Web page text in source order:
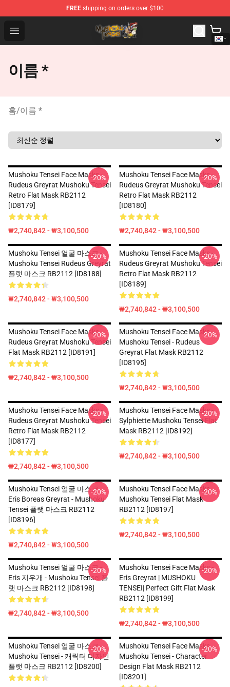
FREE shipping on orders over $100
Open menu
Mushoku Tensei Store - Official Mushoku Tensei
이름 *
홈/이름 *
Mushoku Tensei Face Masks -
Rudeus Greyrat Mushoku Tensei
Retro Flat Mask RB2112
[ID8179]
₩2,740,842 - ₩3,100,500
-20%
Mushoku Tensei Face Masks -
Rudeus Greyrat Mushoku Tensei
Retro Flat Mask RB2112
[ID8180]
₩2,740,842 - ₩3,100,500
-20%
Mushoku Tensei 얼굴 마스크 -
Mushoku Tensei Rudeus Greyrat
플랫 마스크 RB2112 [ID8188]
₩2,740,842 - ₩3,100,500
-20%
Mushoku Tensei Face Masks -
Rudeus Greyrat Mushoku Tensei
Retro Flat Mask RB2112
[ID8189]
₩2,740,842 - ₩3,100,500
-20%
Mushoku Tensei Face Masks -
Rudeus Greyrat Mushoku Tensei
Flat Mask RB2112 [ID8191]
₩2,740,842 - ₩3,100,500
-20%
Mushoku Tensei Face Masks -
Mushoku Tensei - Rudeus
Greyrat Flat Mask RB2112
[ID8195]
₩2,740,842 - ₩3,100,500
-20%
Mushoku Tensei Face Masks -
Rudeus Greyrat Mushoku Tensei
Retro Flat Mask RB2112
[ID8177]
₩2,740,842 - ₩3,100,500
-20%
Mushoku Tensei Face Masks -
Sylphiette Mushoku Tensei Flat
Mask RB2112 [ID8192]
₩2,740,842 - ₩3,100,500
-20%
Mushoku Tensei 얼굴 마스크 -
Eris Boreas Greyrat - Mushoku
Tensei 플랫 마스크 RB2112
[ID8196]
₩2,740,842 - ₩3,100,500
-20%
Mushoku Tensei Face Masks -
Mushoku Tensei Flat Mask
RB2112 [ID8197]
₩2,740,842 - ₩3,100,500
-20%
Mushoku Tensei 얼굴 마스크 -
Eris 지우개 - Mushoku Tensei 플
랫 마스크 RB2112 [ID8198]
₩2,740,842 - ₩3,100,500
-20%
Mushoku Tensei Face Masks -
Eris Greyrat | MUSHOKU
TENSEI| Perfect Gift Flat Mask
RB2112 [ID8199]
₩2,740,842 - ₩3,100,500
-20%
Mushoku Tensei 얼굴 마스크 -
Mushoku Tensei - 캐릭터 디자인
플랫 마스크 RB2112 [ID8200]
-20%
Mushoku Tensei Face Masks -
Mushoku Tensei - Character
Design Flat Mask RB2112
[ID8201]
-20%